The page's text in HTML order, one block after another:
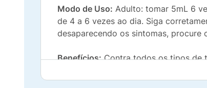
Modo de Uso: Adulto: tomar 5mL 6
de 4 a 6 vezes ao dia. Siga
desaparecendo os sintomas,
Benefícios:Contra todos os tipos de
elimina o catarro e trata a tosse.
e lactose.